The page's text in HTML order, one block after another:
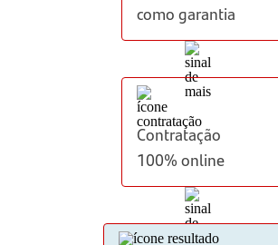
como garantia
Contratação
100% online